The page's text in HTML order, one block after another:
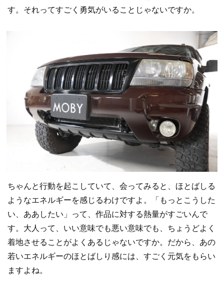
す。それってすごく勇気がいることじゃないですか。
ちゃんと行動を起こしていて、会ってみると、ほとばしる
ようなエネルギーを感じるわけですよ。「もっとこうした
い、ああしたい」って、作品に対する熱量がすごいんで
す。大人って、いい意味でも悪い意味でも、ちょうどよく
着地させることがよくあるじゃないですか。だから、あの
若いエネルギーのほとばしり感には、すごく元気をもらい
ますよね。